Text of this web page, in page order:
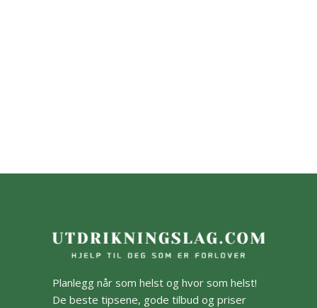
Planlegg når som helst og hvor som helst!
De beste tipsene, gode tilbud og priser